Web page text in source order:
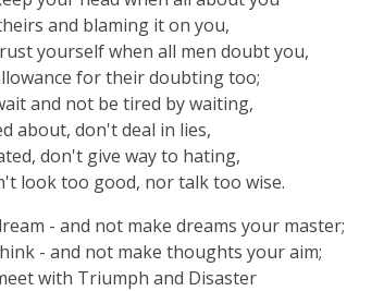
and blaming it on you,
yourself when all men doubt you,
for their doubting too;
and not be tired by waiting,
about, don't deal in lies,
don't give way to hating,
look too good, nor talk too wise.
- and not make dreams your master;
- and not make thoughts your aim;
with Triumph and Disaster